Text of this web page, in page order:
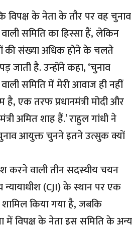
विपक्ष के नेता के तौर पर वह चुनाव
समिति का हिस्सा हैं, लेकिन
की संख्या अधिक होने के चलते
है. उन्होंने कहा, ‘चुनाव
समिति में मेरी आवाज ही नहीं
एक तरफ प्रधानमंत्री मोदी और
अमित शाह हैं.’ राहुल गांधी ने
चुनाव आयुक्त चुनने इतने उत्सुक क्यों
करने वाली तीन सदस्यीय चयन
(CJI) के स्थान पर एक
शामिल किया गया है, जबकि